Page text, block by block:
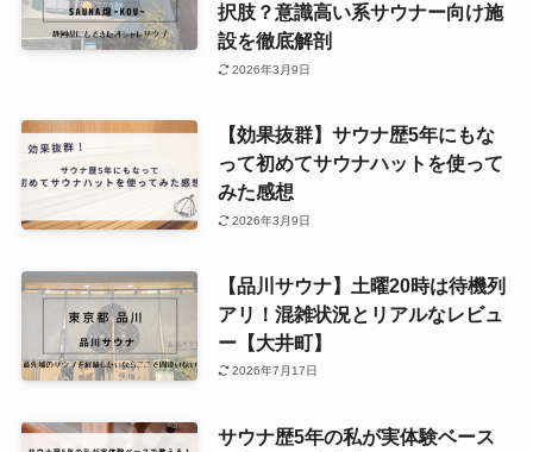
択肢？意識高い系サウナー向け施
設を徹底解剖
2026年3月9日
【効果抜群】サウナ歴5年にもな
って初めてサウナハットを使って
みた感想
2026年3月9日
【品川サウナ】土曜20時は待機列
アリ！混雑状況とリアルなレビュ
ー【大井町】
2026年7月17日
サウナ歴5年の私が実体験ベース